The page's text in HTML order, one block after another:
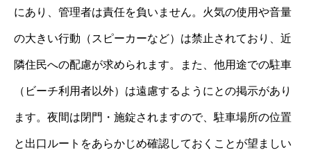
にあり、管理者は責任を負いません。火気の使用や音量
の大きい行動（スピーカーなど）は禁止されており、近
隣住民への配慮が求められます。また、他用途での駐車
（ビーチ利用者以外）は遠慮するようにとの掲示があり
ます。夜間は閉門・施錠されますので、駐車場所の位置
と出口ルートをあらかじめ確認しておくことが望ましい